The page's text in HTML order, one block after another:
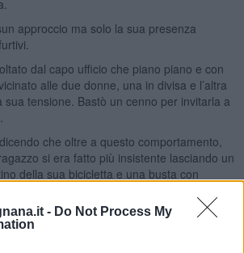
- Do Not Process My
approccio ma solo la sua presenza
dal capo ufficio che piano piano e con
alle due donne, una in divisa e l’altra
sua tensione. Bastò un cenno per invitarla a
che oltre a questo comportamento,
si era fatto più insistente lasciando un
della sua bicicletta e una busta con
ti faccio i migliori auguri e ti
che più desideri”.